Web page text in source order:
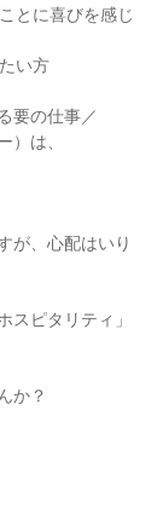
とに喜びを感じ
い方
要の仕事／
）は、
が、心配はいり
スピタリティ」
か？